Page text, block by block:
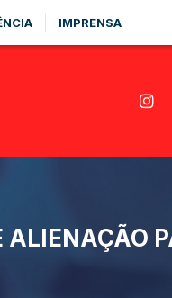
IMPRENSA
ALIENAÇÃO